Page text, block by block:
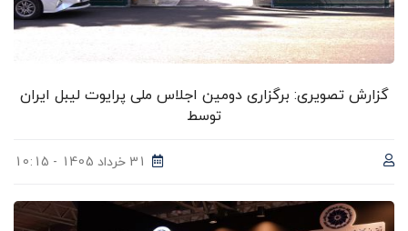
گزارش تصویری: برگزاری دومین اجلاس ملی پرایوت لیبل ایران
توسط
31 خرداد 1405 - 10:15